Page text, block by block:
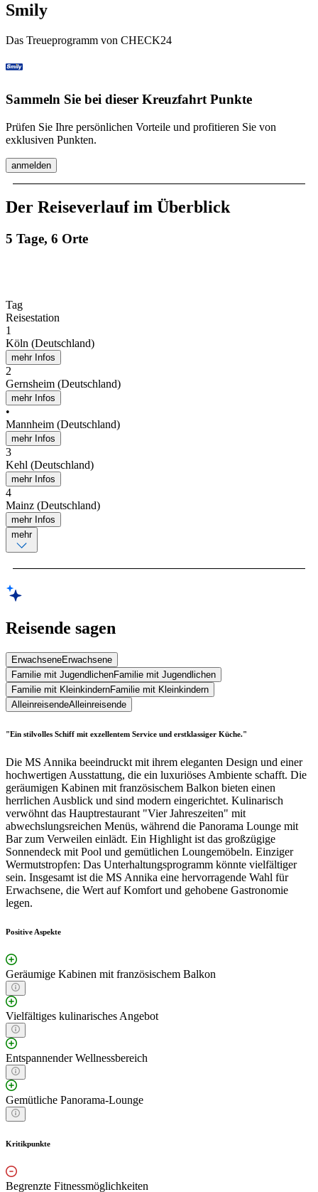
Smily
Das Treueprogramm von CHECK24
Sammeln Sie bei dieser Kreuzfahrt Punkte
Prüfen Sie Ihre persönlichen Vorteile und profitieren Sie von
exklusiven Punkten.
anmelden
Der Reiseverlauf im Überblick
5 Tage, 6 Orte
Tag
Reisestation
1
Köln (Deutschland)
mehr Infos
2
Gernsheim (Deutschland)
mehr Infos
•
Mannheim (Deutschland)
mehr Infos
3
Kehl (Deutschland)
mehr Infos
4
Mainz (Deutschland)
mehr Infos
mehr
Reisende sagen
ErwachseneErwachsene
Familie mit JugendlichenFamilie mit Jugendlichen
Familie mit KleinkindernFamilie mit Kleinkindern
AlleinreisendeAlleinreisende
"Ein stilvolles Schiff mit exzellentem Service und erstklassiger Küche."
Die MS Annika beeindruckt mit ihrem eleganten Design und einer
hochwertigen Ausstattung, die ein luxuriöses Ambiente schafft. Die
geräumigen Kabinen mit französischem Balkon bieten einen
herrlichen Ausblick und sind modern eingerichtet. Kulinarisch
verwöhnt das Hauptrestaurant "Vier Jahreszeiten" mit
abwechslungsreichen Menüs, während die Panorama Lounge mit
Bar zum Verweilen einlädt. Ein Highlight ist das großzügige
Sonnendeck mit Pool und gemütlichen Loungemöbeln. Einziger
Wermutstropfen: Das Unterhaltungsprogramm könnte vielfältiger
sein. Insgesamt ist die MS Annika eine hervorragende Wahl für
Erwachsene, die Wert auf Komfort und gehobene Gastronomie
legen.
Positive Aspekte
Geräumige Kabinen mit französischem Balkon
Vielfältiges kulinarisches Angebot
Entspannender Wellnessbereich
Gemütliche Panorama-Lounge
Kritikpunkte
Begrenzte Fitnessmöglichkeiten